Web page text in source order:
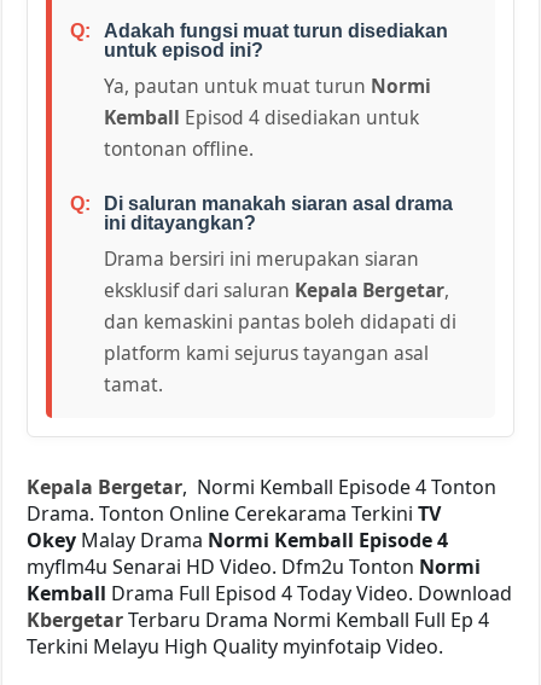
Adakah fungsi muat turun disediakan
untuk episod ini?
Ya, pautan untuk muat turun Normi
Kemball Episod 4 disediakan untuk
tontonan offline.
Di saluran manakah siaran asal drama
ini ditayangkan?
Drama bersiri ini merupakan siaran
eksklusif dari saluran Kepala Bergetar,
dan kemaskini pantas boleh didapati di
platform kami sejurus tayangan asal
tamat.
Kepala Bergetar, Normi Kemball Episode 4 Tonton
Drama. Tonton Online Cerekarama TerkiniTV
Okey Malay Drama Normi Kemball Episode 4
myflm4u Senarai HD Video. Dfm2u Tonton Normi
Kemball Drama Full Episod 4 Today Video. Download
KbergetarTerbaru Drama Normi Kemball Full Ep 4
Terkini Melayu High Quality myinfotaip Video.